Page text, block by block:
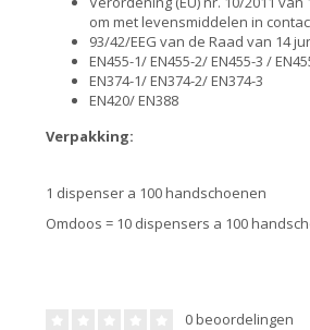
om met levensmiddelen in
93/42/EEG van de Raad van 14
EN455-1/ EN455-2/ EN455-3 /
EN374-1/ EN374-2/ EN374-3
EN420/ EN388
Verpakking:
1 dispenser a 100 handschoenen
Omdoos = 10 dispensers a 100
0 beoordelingen